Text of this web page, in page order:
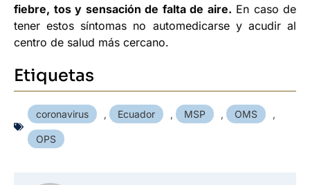
fiebre, tos y sensación de falta de aire. En caso de
tener estos síntomas no automedicarse y acudir al
centro de salud más cercano.
Etiquetas
coronavirus , Ecuador , MSP , OMS ,
OPS